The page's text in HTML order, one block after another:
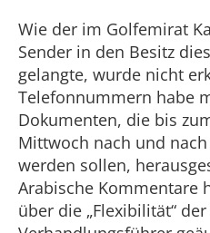
Wie der im Golfemirat
Sender in den Besitz
gelangte, wurde nicht
Telefonnummern habe
Dokumenten, die bis
Mittwoch nach und
werden sollen,
Arabische Kommentare
über die „Flexibilität“